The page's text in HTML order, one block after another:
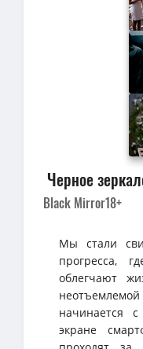
Черное
Black Mirror18+
Мы стали
прогресса,
облегчают
начинается
экране